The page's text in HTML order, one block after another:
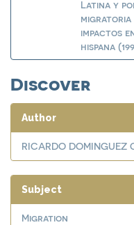
Latina y
migratoria
impactos
hispana
Discover
Author
RICARDO DOMINGUEZ
Subject
Migration